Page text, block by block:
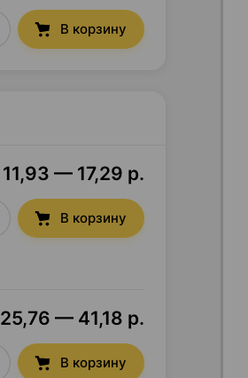
В корзину
11,93 — 17,29 р.
В корзину
25,76 — 41,18 р.
В корзину